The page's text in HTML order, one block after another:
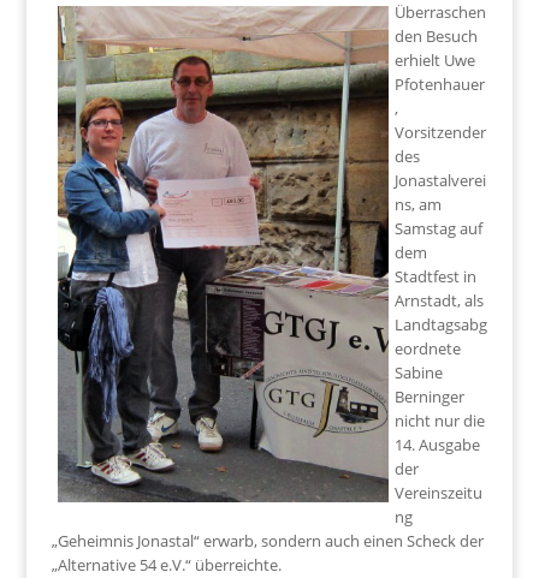
Überraschen
den Besuch
erhielt Uwe
Pfotenhauer
,
Vorsitzender
des
Jonastalverei
ns, am
Samstag auf
dem
Stadtfest in
Arnstadt, als
Landtagsabg
eordnete
Sabine
Berninger
nicht nur die
14. Ausgabe
der
Vereinszeitu
ng
„Geheimnis Jonastal“ erwarb, sondern auch einen Scheck der
„Alternative 54 e.V.“ überreichte.